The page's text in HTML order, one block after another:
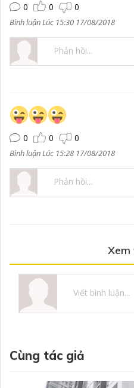
0
0 0
Bình luận Lúc 15:30 17/08/2018
0 0 0
Bình luận Lúc 15:28 17/08/2018
Xem
Cùng tác giả